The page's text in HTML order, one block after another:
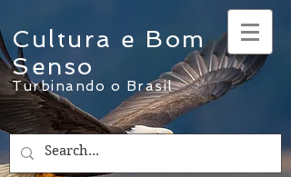
Cultura e Bom
Senso
Turbinando o Brasil